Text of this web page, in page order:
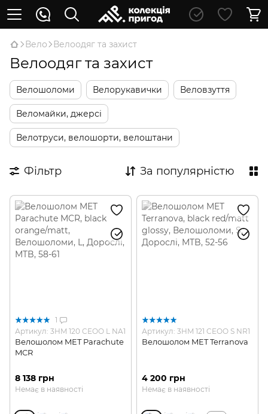
Вело Велоодяг та захист
Велоодяг та захист
Велошоломи Велорукавички Веловзуття
Веломайки, джерсі
Велотруси, велошорти, велоштани
Фільтр За популярністю
1
Артикул: 3HM 120 CEOO L NA1
Велошолом MET Parachute
MCR
8 138 грн
Немає в наявності
Артикул: 3HM 121 CEOO S NR1
Велошолом MET Terranova
4 200 грн
Немає в наявності